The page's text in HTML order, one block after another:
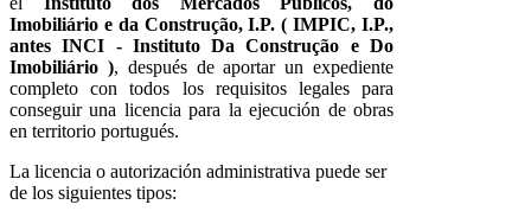
Imobiliário e da Construção, I.P. ( IMPIC, I.P.,
antes INCI - Instituto DaConstrução e Do
Imobiliário ), después de aportar un expediente
completo con todos los requisitos legales para
conseguir una licencia para la ejecución de obras
en territorio portugués.
La licencia o autorización administrativa puede ser
de los siguientes tipos: